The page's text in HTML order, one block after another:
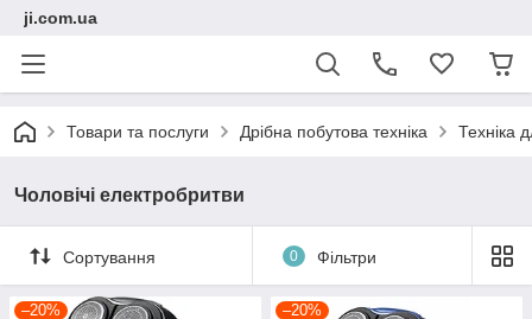
ji.com.ua
Товари та послуги Дрібна побутова техніка Техніка
Чоловічі електробритви
Сортування 0 Фільтри
–20% –20%